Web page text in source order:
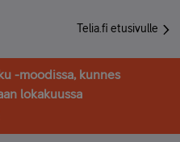
Telia.fi etusivulle
-moodissa, kunnes
lokakuussa